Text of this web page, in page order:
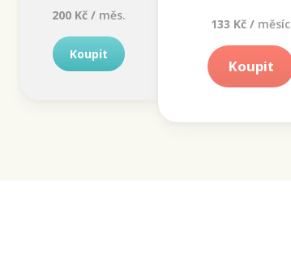
200 Kč /měs.
Koupit
133 Kč / měsíc
Koupit